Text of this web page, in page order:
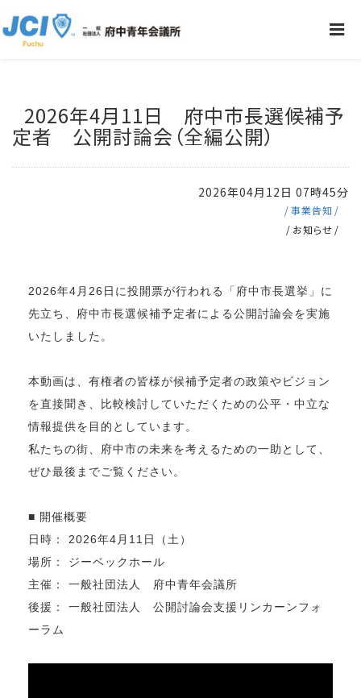
2026年4月11日 府中市長選候補予
定者 公開討論会（全編公開）
2026年04月12日 07時45分
事業告知
お知らせ
2026年4月26日に投開票が行われる「府中市長選挙」に
先立ち、府中市長選候補予定者による公開討論会を実施
いたしました。
本動画は、有権者の皆様が候補予定者の政策やビジョン
を直接聞き、比較検討していただくための公平・中立な
情報提供を目的としています。
私たちの街、府中市の未来を考えるための一助として、
ぜひ最後までご覧ください。
■ 開催概要
日時： 2026年4月11日（土）
場所： ジーベックホール
主催： 一般社団法人 府中青年会議所
後援： 一般社団法人 公開討論会支援リンカーンフォ
ーラム